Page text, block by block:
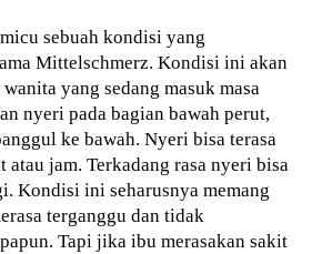
sebuah kondisi yang
Mittelschmerz. Kondisi ini akan
yang sedang masuk masa
nyeri pada bagian bawah perut,
ke bawah. Nyeri bisa terasa
atau jam. Terkadang rasa nyeri bisa
Kondisi ini seharusnya memang
terganggu dan tidak
Tapi jika ibu merasakan sakit